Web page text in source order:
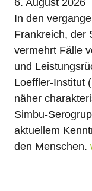
In den
Frankreich, der
vermehrt Fälle
und
Loeffler-Institut
näher
Simbu-
aktuellem
den Menschen.